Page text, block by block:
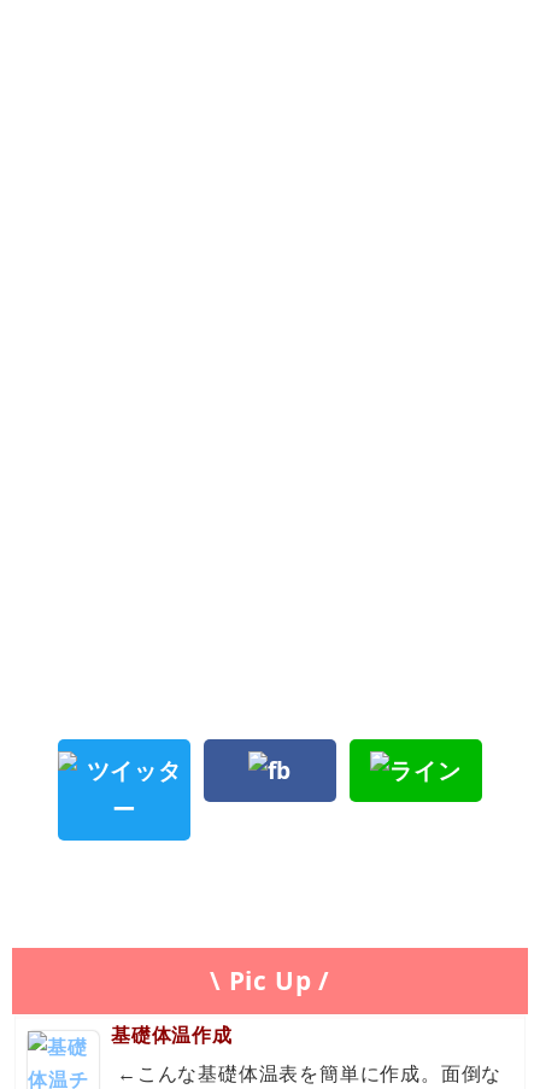
\ Pic Up /
基礎体温作成
←こんな基礎体温表を簡単に作成。面倒な